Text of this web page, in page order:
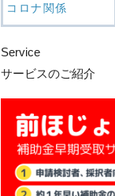
コロナ関係
Service
サービスのご紹介